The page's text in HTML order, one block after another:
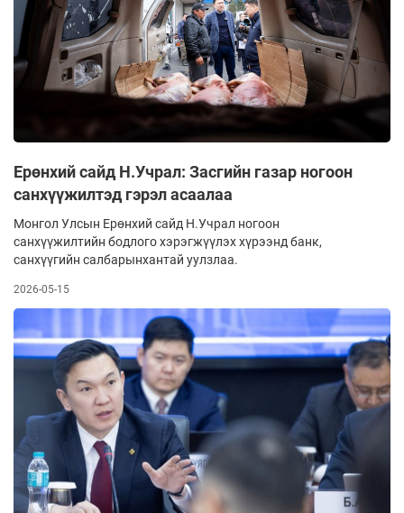
Ерөнхий сайд Н.Учрал: Засгийн газар ногоон
санхүүжилтэд гэрэл асаалаа
Монгол Улсын Ерөнхий сайд Н.Учрал ногоон
санхүүжилтийн бодлого хэрэгжүүлэх хүрээнд банк,
санхүүгийн салбарынхантай уулзлаа.
2026-05-15